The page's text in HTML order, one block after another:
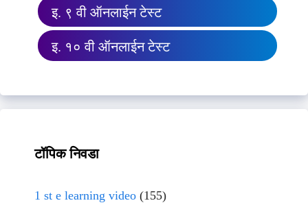
इ. ९ वी ऑनलाईन टेस्ट
इ. १० वी ऑनलाईन टेस्ट
टॉपिक निवडा
1 st e learning video (155)